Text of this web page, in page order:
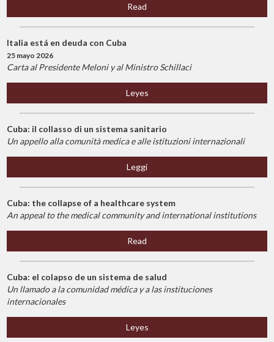
Read
Italia está en deuda con Cuba
25 mayo 2026
Carta al Presidente Meloni y al Ministro Schillaci
Leyes
Cuba: il collasso di un sistema sanitario
Un appello alla comunità medica e alle istituzioni internazionali
Leggi
Cuba: the collapse of a healthcare system
An appeal to the medical community and international institutions
Read
Cuba: el colapso de un sistema de salud
Un llamado a la comunidad médica y a las instituciones
internacionales
Leyes